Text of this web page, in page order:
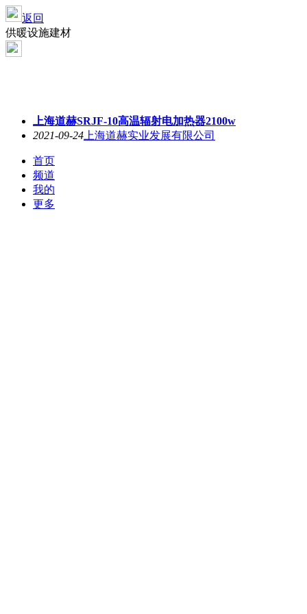
返回
供暖设施建材
上海道赫SRJF-10高温辐射电加热器2100w
2021-09-24 上海道赫实业发展有限公司
首页
频道
我的
更多